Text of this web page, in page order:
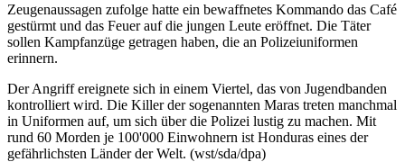
Zeugenaussagen zufolge hatte ein bewaffnetes Kommando das Café
gestürmt und das Feuer auf die jungen Leute eröffnet. Die Täter
sollen Kampfanzüge getragen haben, die an Polizeiuniformen
erinnern.
Der Angriff ereignete sich in einem Viertel, das von Jugendbanden
kontrolliert wird. Die Killer der sogenannten Maras treten manchmal
in Uniformen auf, um sich über die Polizei lustig zu machen. Mit
rund 60 Morden je 100'000 Einwohnern ist Honduras eines der
gefährlichsten Länder der Welt. (wst/sda/dpa)